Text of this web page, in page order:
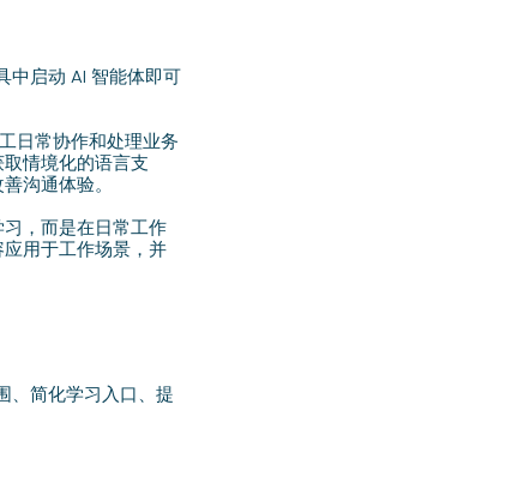
中启动 AI 智能体即可
日常协作和处理业务
情境化的语言支
沟通体验。
，而是在日常工作
用于工作场景，并
、简化学习入口、提